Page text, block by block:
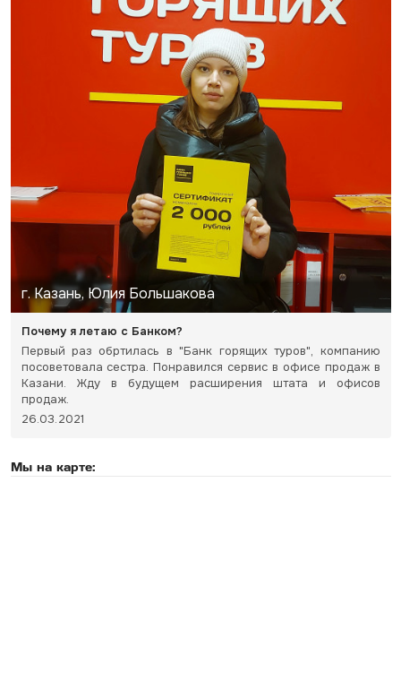
г. Казань, Юлия Большакова
Почему я летаю с Банком?
Первый раз обртилась в "Банк горящих туров", компанию
посоветовала сестра. Понравился сервис в офисе продаж в
Казани. Жду в будущем расширения штата и офисов
продаж.
26.03.2021
Мы на карте: